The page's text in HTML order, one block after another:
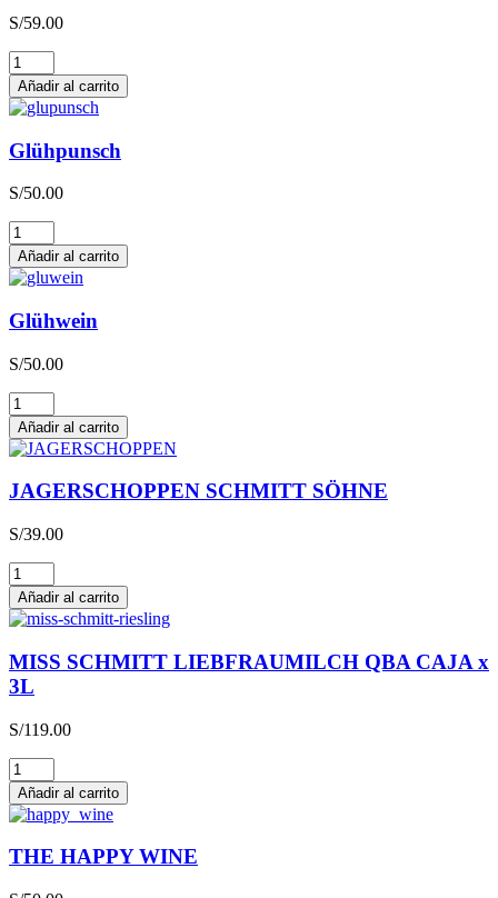
S/59.00
Relax
Zero
Chardonnay
cantidad
Añadir al carrito
Glühpunsch
S/50.00
Glühpunsch
cantidad
Añadir al carrito
Glühwein
S/50.00
Glühwein
cantidad
Añadir al carrito
JAGERSCHOPPEN SCHMITT SÖHNE
S/39.00
JAGERSCHOPPEN
SCHMITT
SÖHNE
cantidad
Añadir al carrito
MISS SCHMITT LIEBFRAUMILCH QBA CAJA x
3L
S/119.00
MISS
SCHMITT
LIEBFRAUMILCH
QBA
CAJA
x
Añadir al carrito
THE HAPPY WINE